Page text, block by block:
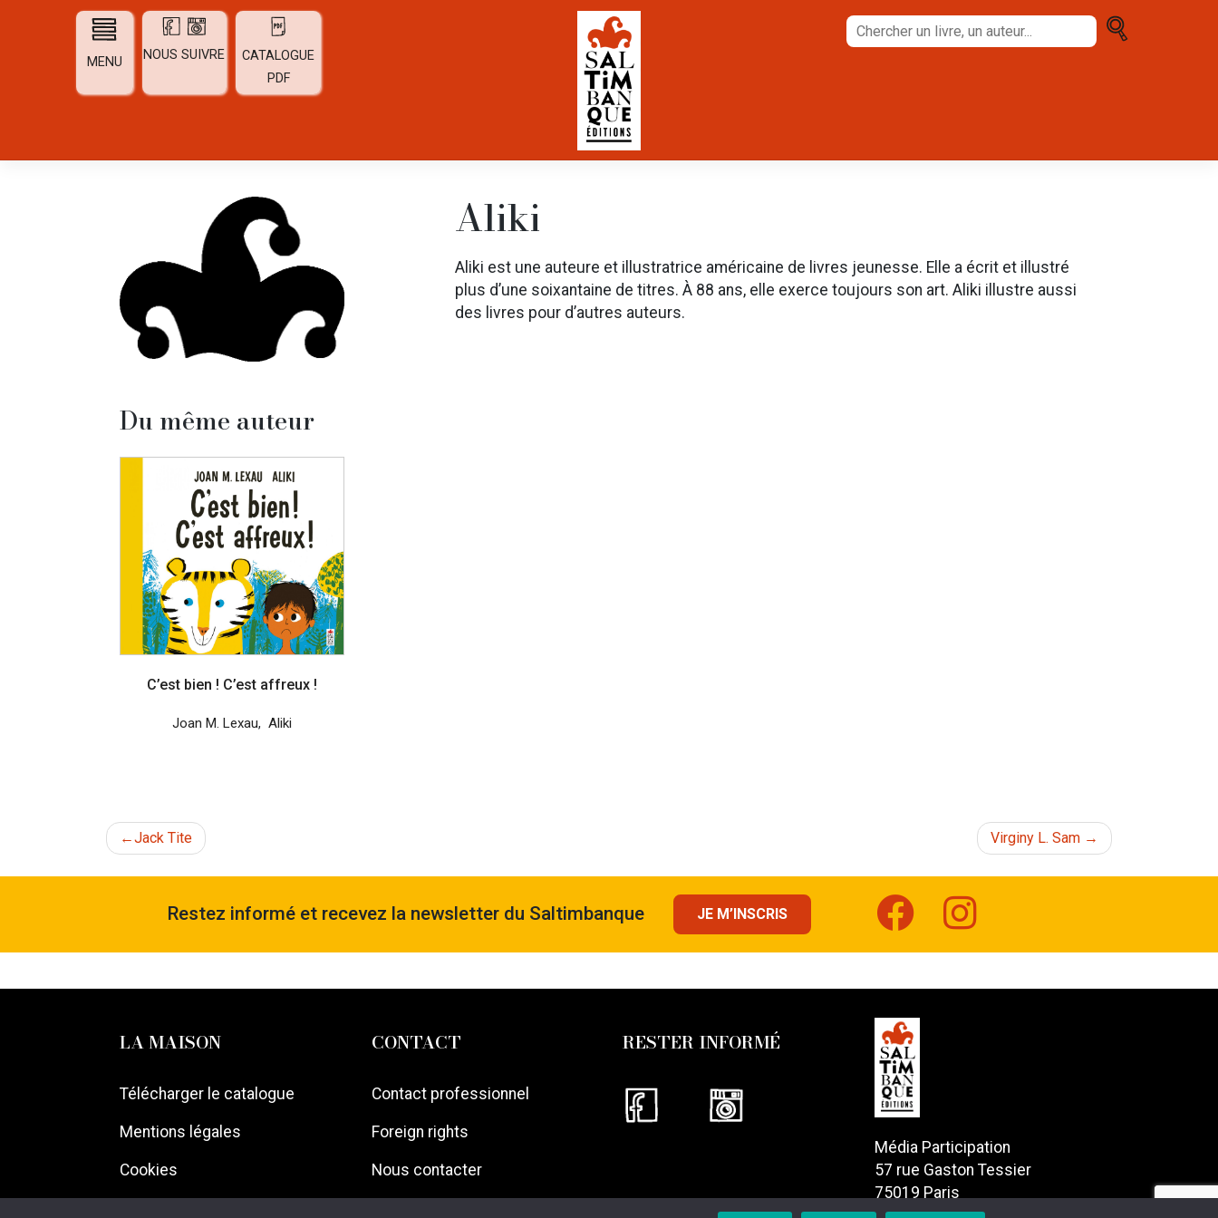
MENU NOUS SUIVRE
CATALOGUE
PDF
Chercher
un
Aliki
Aliki est une auteure et illustratrice américaine de livres jeunesse. Elle a écrit et illustré
plus d’une soixantaine de titres. À 88 ans, elle exerce toujours son art. Aliki illustre aussi
des livres pour d’autres auteurs.
Du même auteur
C’est bien ! C’est affreux !
Joan M. Lexau, Aliki
Navigation
de
l’article
Jack Tite Virginy L. Sam
Restez informé et recevez la newsletter du Saltimbanque JE M’INSCRIS
LA MAISON
Télécharger le catalogue
Mentions légales
Cookies
CONTACT
Contact professionnel
Foreign rights
Nous contacter
RESTER INFORMÉ
Média Participation
57 rue Gaston Tessier
75019 Paris